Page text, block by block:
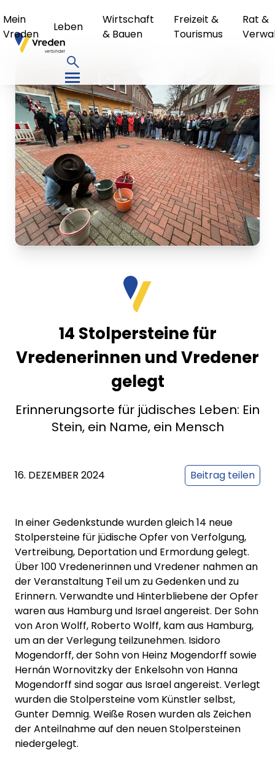
Mein
Vreden
Leben
Wirtschaft
& Bauen
Freizeit &
Tourismus
Rat &
14 Stolpersteine für
Vredenerinnen und Vredener
gelegt
Erinnerungsorte für jüdisches Leben: Ein
Stein, ein Name, ein Mensch
16. DEZEMBER 2024 Beitrag teilen
In einer Gedenkstunde wurden gleich 14 neue
Stolpersteine für jüdische Opfer von Verfolgung,
Vertreibung, Deportation und Ermordung gelegt.
Über 100 Vredenerinnen und Vredener nahmen an
der Veranstaltung Teil um zu Gedenken und zu
Erinnern. Verwandte und Hinterbliebene der Opfer
waren aus Hamburg und Israel angereist. Der Sohn
von Aron Wolff, Roberto Wolff, kam aus Hamburg,
um an der Verlegung teilzunehmen. Isidoro
Mogendorff, der Sohn von Heinz Mogendorff sowie
Hernán Wornovitzky der Enkelsohn von Hanna
Mogendorff sind sogar aus Israel angereist. Verlegt
wurden die Stolpersteine vom Künstler selbst,
Gunter Demnig. Weiße Rosen wurden als Zeichen
der Anteilnahme auf den neuen Stolpersteinen
niedergelegt.